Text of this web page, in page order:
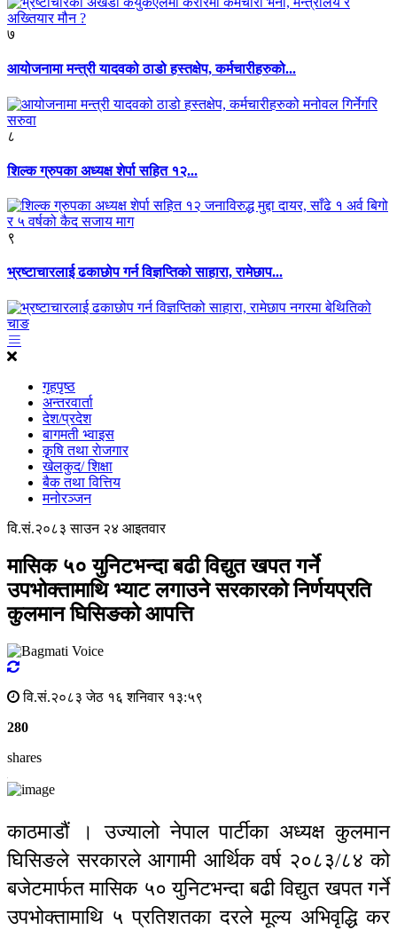
७
आयोजनामा मन्त्री यादवको ठाडो हस्तक्षेप, कर्मचारीहरुको...
८
शिल्क ग्रुपका अध्यक्ष शेर्पा सहित १२...
९
भ्रष्टाचारलाई ढकाछोप गर्न विज्ञप्तिको साहारा, रामेछाप...
गृहपृष्ठ
अन्तरवार्ता
देश/प्रदेश
बागमती भ्वाइस
कृृषि तथा राेजगार
खेलकुद/ शिक्षा
बैक तथा वित्तिय
मनोरञ्जन
वि.सं.२०८३ साउन २४ आइतवार
मासिक ५० युनिटभन्दा बढी विद्युत खपत गर्ने
उपभोक्तामाथि भ्याट लगाउने सरकारको निर्णयप्रति
कुलमान घिसिङको आपत्ति
वि.सं.२०८३ जेठ १६ शनिवार १३:५९
280
shares
काठमाडौं । उज्यालो नेपाल पार्टीका अध्यक्ष कुलमान
घिसिङले सरकारले आगामी आर्थिक वर्ष २०८३/८४ को
बजेटमार्फत मासिक ५० युनिटभन्दा बढी विद्युत खपत गर्ने
उपभोक्तामाथि ५ प्रतिशतका दरले मूल्य अभिवृद्धि कर